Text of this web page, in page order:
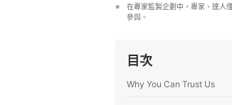
在專家監製企劃中，專家、達人
參與。
目次
Why You Can Trust Us